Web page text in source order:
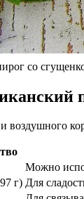
со
и воздушного
Можно
г) Для